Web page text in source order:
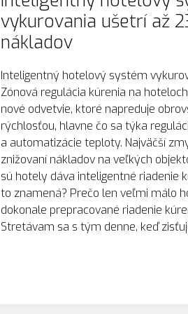
vykurovania ušetrí až
nákladov
Inteligentný hotelový systém
Zónová regulácia kúrenia na
nové odvetvie, ktoré napreduje
rýchlosťou, hlavne čo sa týka
a automatizácie teploty. Najväčší
znižovaní nákladov na veľkých
sú hotely dáva inteligentné riadenie
to znamená? Prečo len veľmi málo
dokonale prepracované riadenie
Stretávam sa s tým denne, keď